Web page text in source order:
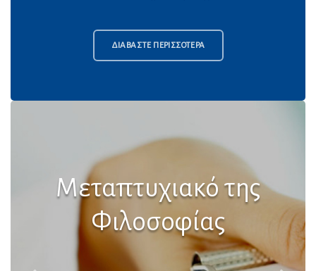
ΔΙΑΒΑΣΤΕ ΠΕΡΙΣΣΟΤΕΡΑ
Γνωστικά Αντικείμενα
Μηχανική Μάθηση, Κινούμενα ρομπότ, Υπολογιστική
Νοημοσύνη, Ανάπτυξη Εφαρμογών Κινητών και